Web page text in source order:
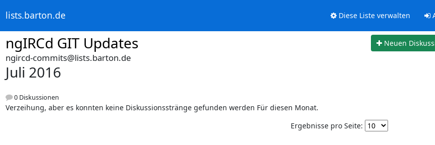
lists.barton.de Diese Liste verwalten
ngIRCd GIT Updates Neuen
ngircd-commits@lists.barton.de
Juli 2016
0 Diskussionen
Verzeihung, aber es konnten keine Diskussionsstränge gefunden werden Für diesen Monat.
Ergebnisse pro Seite: